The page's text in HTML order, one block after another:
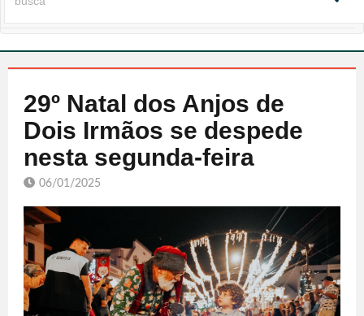
29º Natal dos Anjos de
Dois Irmãos se despede
nesta segunda-feira
06/01/2025